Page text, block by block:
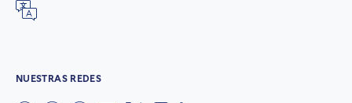
NUESTRAS REDES